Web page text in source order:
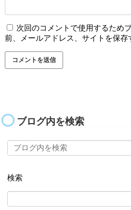
次回のコメントで使用するため
前、メールアドレス、サイトを保存
ブログ内を検索
検索